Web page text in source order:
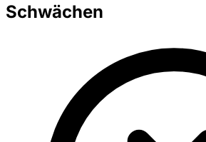
Schwächen